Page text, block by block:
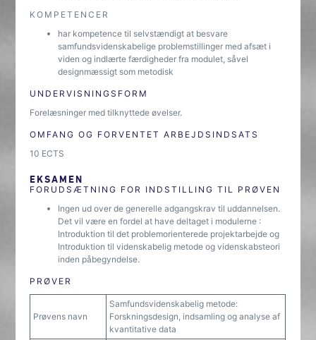
KOMPETENCER
har kompetence til selvstændigt at besvare
samfundsvidenskabelige problemstillinger med afsæt i
viden og indlærte færdigheder fra modulet, såvel
designmæssigt som metodisk
UNDERVISNINGSFORM
Forelæsninger med tilknyttede øvelser.
OMFANG OG FORVENTET ARBEJDSINDSATS
10 ECTS
EKSAMEN
FORUDSÆTNING FOR INDSTILLING TIL PRØVEN
Ingen ud over de generelle adgangskrav til uddannelsen.
Det vil være en fordel at have deltaget i modulerne :
Introduktion til det problemorienterede projektarbejde og
Introduktion til videnskabelig metode og videnskabsteori
inden påbegyndelse.
PRØVER
Prøvens navn
Samfundsvidenskabelig metode:
Forskningsdesign, indsamling og analyse af
kvantitative data